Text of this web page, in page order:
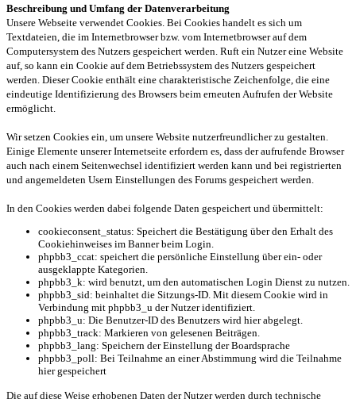
Beschreibung und Umfang der Datenverarbeitung
Unsere Webseite verwendet Cookies. Bei Cookies handelt es sich um
Textdateien, die im Internetbrowser bzw. vom Internetbrowser auf dem
Computersystem des Nutzers gespeichert werden. Ruft ein Nutzer eine Website
auf, so kann ein Cookie auf dem Betriebssystem des Nutzers gespeichert
werden. Dieser Cookie enthält eine charakteristische Zeichenfolge, die eine
eindeutige Identifizierung des Browsers beim erneuten Aufrufen der Website
ermöglicht.
Wir setzen Cookies ein, um unsere Website nutzerfreundlicher zu gestalten.
Einige Elemente unserer Internetseite erfordern es, dass der aufrufende Browser
auch nach einem Seitenwechsel identifiziert werden kann und bei registrierten
und angemeldeten Usern Einstellungen des Forums gespeichert werden.
In den Cookies werden dabei folgende Daten gespeichert und übermittelt:
cookieconsent_status: Speichert die Bestätigung über den Erhalt des
Cookiehinweises im Banner beim Login.
phpbb3_ccat: speichert die persönliche Einstellung über ein- oder
ausgeklappte Kategorien.
phpbb3_k: wird benutzt, um den automatischen Login Dienst zu nutzen.
phpbb3_sid: beinhaltet die Sitzungs-ID. Mit diesem Cookie wird in
Verbindung mit phpbb3_u der Nutzer identifiziert.
phpbb3_u: Die Benutzer-ID des Benutzers wird hier abgelegt.
phpbb3_track: Markieren von gelesenen Beiträgen.
phpbb3_lang: Speichern der Einstellung der Boardsprache
phpbb3_poll: Bei Teilnahme an einer Abstimmung wird die Teilnahme
hier gespeichert
Die auf diese Weise erhobenen Daten der Nutzer werden durch technische